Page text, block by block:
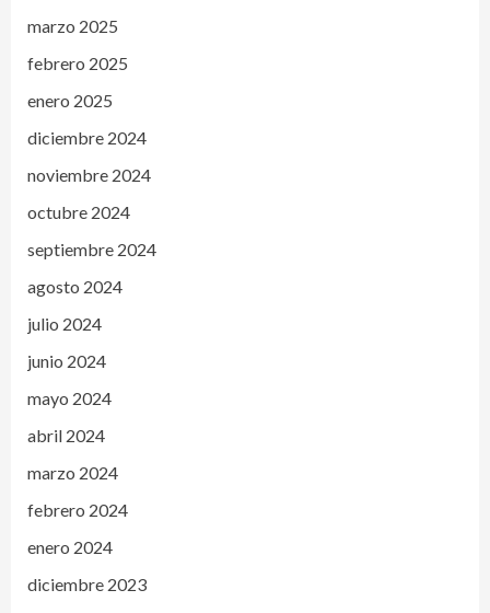
marzo 2025
febrero 2025
enero 2025
diciembre 2024
noviembre 2024
octubre 2024
septiembre 2024
agosto 2024
julio 2024
junio 2024
mayo 2024
abril 2024
marzo 2024
febrero 2024
enero 2024
diciembre 2023